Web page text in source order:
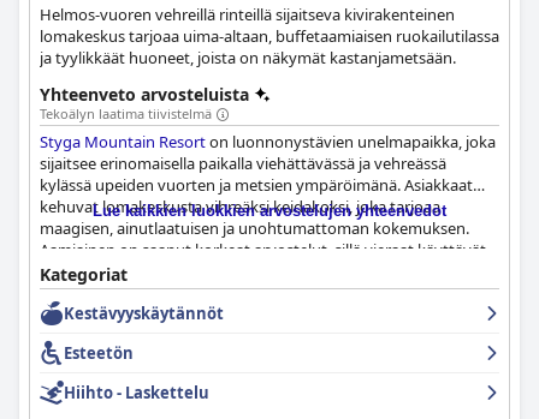
Helmos-vuoren vehreillä rinteillä sijaitseva kivirakenteinen
lomakeskus tarjoaa uima-altaan, buffetaamiaisen ruokailutilassa
ja tyylikkäät huoneet, joista on näkymät kastanjametsään.
Yhteenveto arvosteluista
Tekoälyn laatima tiivistelmä
Styga Mountain Resorton luonnonystävien unelmapaikka, joka
sijaitsee erinomaisella paikalla viehättävässä ja vehreässä
kylässä upeiden vuorten ja metsien ympäröimänä. Asiakkaat
kehuvat lomakeskusta vihreäksi keidakoksi, joka tarjoaa
maagisen, ainutlaatuisen ja unohtumattoman kokemuksen.
Aamiainen on saanut korkeat arvostelut, sillä vieraat käyttävät
sanoja "todella hyvä", "uskomaton" ja "erinomainen" ja
mainitsevat aamiaisen monipuolisuuden ja laadun maininnoilla
"paikalliset tuoreet tuotteet", "herkullinen", "runsas" ja "runsas".
Viihtyisiä, mukavia ja kauniita huoneita kehutaan kovasti upeilla
näköaloilla ja korkeilla siisteysvaatimuksilla. Ystävällisen ja
vieraanvaraisen henkilökunnan poikkeuksellinen tiimi on ylpeä
siitä, että vieraat saavat parhaan mahdollisen kokemuksen.
Lue kaikkien luokkien arvostelujen yhteenvedot
Kategoriat
Kestävyyskäytännöt
Esteetön
Hiihto - Laskettelu